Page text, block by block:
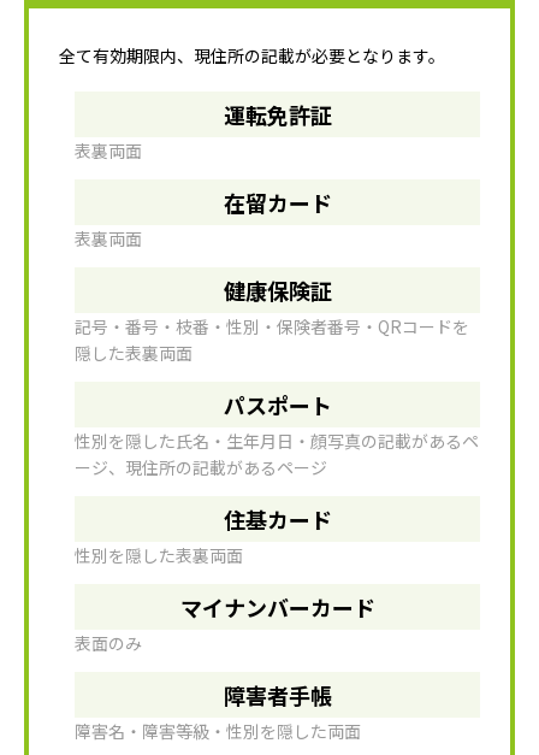
全て有効期限内、現住所の記載が必要となります。
運転免許証
表裏両面
在留カード
表裏両面
健康保険証
記号・番号・枝番・性別・保険者番号・QRコードを
隠した表裏両面
パスポート
性別を隠した氏名・生年月日・顔写真の記載があるペ
ージ、現住所の記載があるページ
住基カード
性別を隠した表裏両面
マイナンバーカード
表面のみ
障害者手帳
障害名・障害等級・性別を隠した両面